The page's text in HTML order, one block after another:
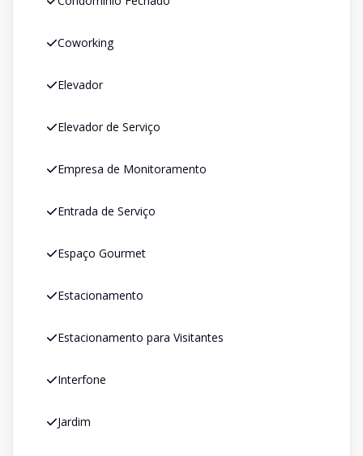
Coworking
Elevador
Elevador de Serviço
Empresa de Monitoramento
Entrada de Serviço
Espaço Gourmet
Estacionamento
Estacionamento para Visitantes
Interfone
Jardim